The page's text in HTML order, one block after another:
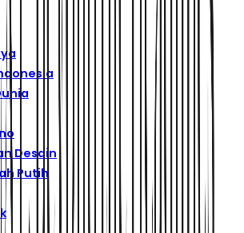
Desain
Putih